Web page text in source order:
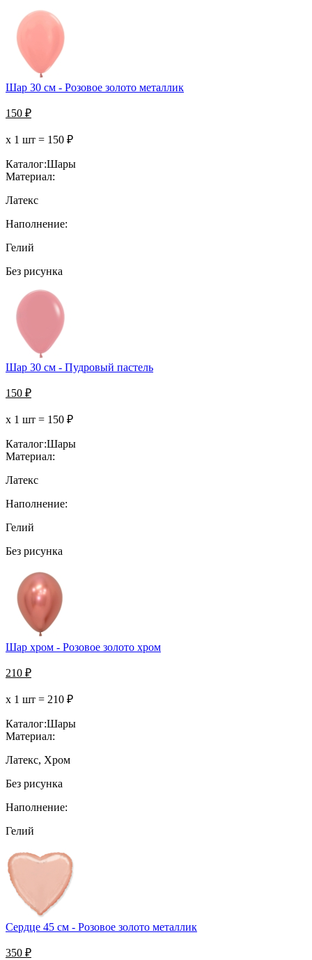
Шар 30 см - Розовое золото металлик
150 ₽
х 1 шт = 150 ₽
Каталог:Шары
Материал:
Латекс
Наполнение:
Гелий
Без рисунка
Шар 30 см - Пудровый пастель
150 ₽
х 1 шт = 150 ₽
Каталог:Шары
Материал:
Латекс
Наполнение:
Гелий
Без рисунка
Шар хром - Розовое золото хром
210 ₽
х 1 шт = 210 ₽
Каталог:Шары
Материал:
Латекс, Хром
Без рисунка
Наполнение:
Гелий
Сердце 45 см - Розовое золото металлик
350 ₽